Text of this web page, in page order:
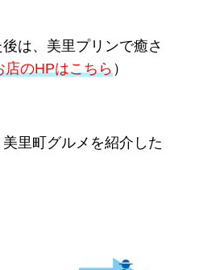
は、美里プリンで癒さ
店のHPはこちら）
里町グルメを紹介した